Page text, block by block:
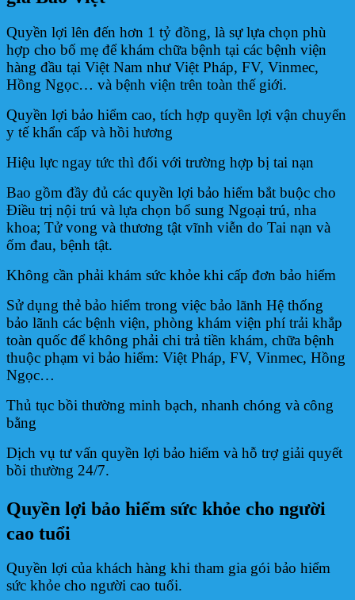
Quyền lợi lên đến hơn 1 tỷ đồng, là sự lựa chọn phù
hợp cho bố mẹ để khám chữa bệnh tại các bệnh viện
hàng đầu tại Việt Nam như Việt Pháp, FV, Vinmec,
Hồng Ngọc… và bệnh viện trên toàn thế giới.
Quyền lợi bảo hiểm cao, tích hợp quyền lợi vận chuyển
y tế khẩn cấp và hồi hương
Hiệu lực ngay tức thì đối với trường hợp bị tai nạn
Bao gồm đầy đủ các quyền lợi bảo hiểm bắt buộc cho
Điều trị nội trú và lựa chọn bổ sung Ngoại trú, nha
khoa; Tử vong và thương tật vĩnh viễn do Tai nạn và
ốm đau, bệnh tật.
Không cần phải khám sức khỏe khi cấp đơn bảo hiểm
Sử dụng thẻ bảo hiểm trong việc bảo lãnh Hệ thống
bảo lãnh các bệnh viện, phòng khám viện phí trải khắp
toàn quốc để không phải chi trả tiền khám, chữa bệnh
thuộc phạm vi bảo hiểm: Việt Pháp, FV, Vinmec, Hồng
Ngọc…
Thủ tục bồi thường minh bạch, nhanh chóng và công
bằng
Dịch vụ tư vấn quyền lợi bảo hiểm và hỗ trợ giải quyết
bồi thường 24/7.
Quyền lợi bảo hiểm sức khỏe cho người
cao tuổi
Quyền lợi của khách hàng khi tham gia gói bảo hiểm
sức khỏe cho người cao tuổi.